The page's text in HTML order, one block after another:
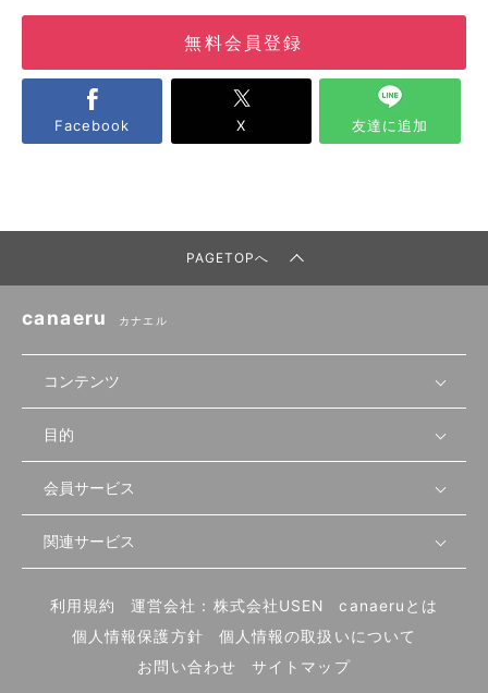
無料会員登録
Facebook X 友達に追加
PAGETOPへ
canaeru カナエル
コンテンツ
無料開業相談
セミナー情報
セミナー動画
物件を探す
首都圏
北海道
先輩開業者の声
開業・経営に関する記事
編集ポリシー
業態別の開業方法
目的
店舗運営
物件
内装・設備
食材・仕入れ
会員サービス
会員登録
ログイン
関連サービス
飲食店サクセスガイド（外部サイト）
利用規約 運営会社：株式会社USEN
canaeruとは
個人情報保護方針
個人情報の取扱いについて
お問い合わせ
サイトマップ